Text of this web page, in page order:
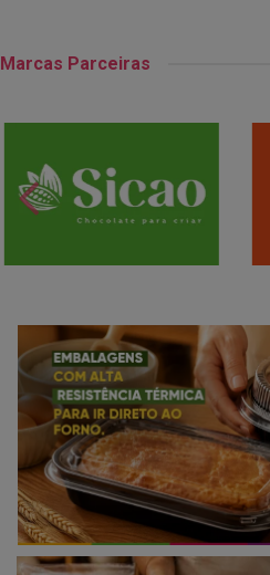
Marcas Parceiras